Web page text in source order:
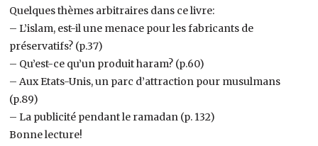
Quelques thèmes arbitraires dans ce livre:
– L’islam, est-il une menace pour les fabricants de
préservatifs? (p.37)
– Qu’est-ce qu’un produit haram? (p.60)
– Aux Etats-Unis, un parc d’attraction pour musulmans
(p.89)
– La publicité pendant le ramadan (p. 132)
Bonne lecture!